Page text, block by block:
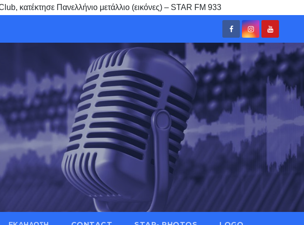
κατέκτησε Πανελλήνιο μετάλλιο (εικόνες) – STAR FM 933